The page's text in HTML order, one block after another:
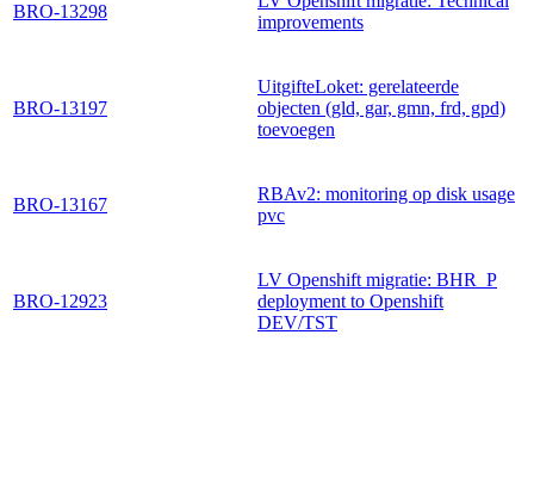
BRO-13298
improvements
BRO-13197
UitgifteLoket: gerelateerde
objecten (gld, gar, gmn, frd, gpd)
toevoegen
BRO-13167
RBAv2: monitoring op disk usage
pvc
BRO-12923
LV Openshift migratie: BHR_P
deployment to Openshift
DEV/TST